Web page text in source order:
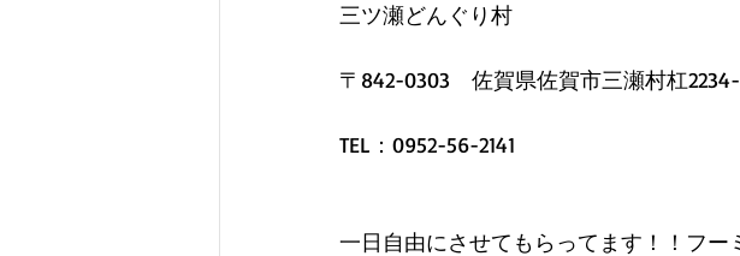
三ツ瀬どんぐり村
〒842-0303　佐賀県佐賀市三瀬村杠
TEL：0952-56-2141
一日自由にさせてもらってます！！フー